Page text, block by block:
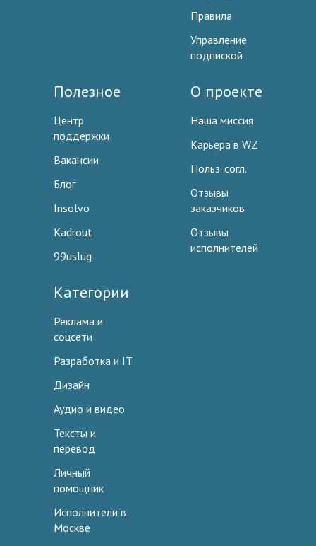
Правила
Управление
подпиской
Полезное
Центр
поддержки
Вакансии
Блог
Insolvo
Kadrout
99uslug
О проекте
Наша миссия
Карьера в WZ
Польз. согл.
Отзывы
заказчиков
Отзывы
исполнителей
Категории
Реклама и
соцсети
Разработка и IT
Дизайн
Аудио и видео
Тексты и
перевод
Личный
помощник
Исполнители в
Москве